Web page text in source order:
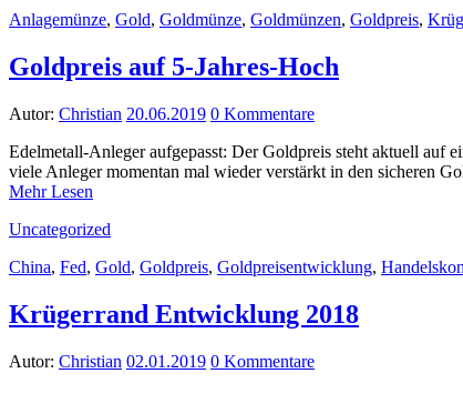
Anlagemünze, Gold, Goldmünze, Goldmünzen, Goldpreis,
Goldpreis auf 5-Jahres-Hoch
Autor: Christian 20.06.2019 0 Kommentare
Edelmetall-Anleger aufgepasst: Der Goldpreis steht aktuell auf
viele Anleger momentan mal wieder verstärkt in den sicheren
Mehr Lesen
Uncategorized
China, Fed, Gold, Goldpreis, Goldpreisentwicklung,
Krügerrand Entwicklung 2018
Autor: Christian 02.01.2019 0 Kommentare